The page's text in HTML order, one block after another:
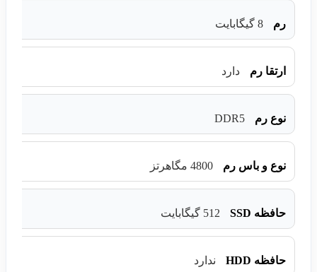
رم 8 گیگابایت
ارتقا رم دارد
نوع رم DDR5
نوع و باس رم 4800 مگاهرتز
حافظه SSD 512 گیگابایت
حافظه HDD ندارد